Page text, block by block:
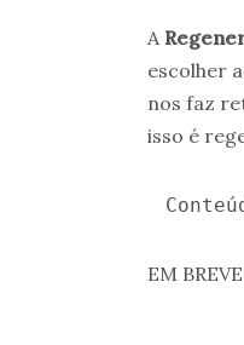
A
escolher
nos faz
isso é
EM